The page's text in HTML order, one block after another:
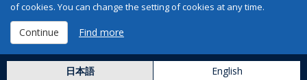
of cookies. You can change the setting of cookies at any time.
Continue Find more
日本語 English